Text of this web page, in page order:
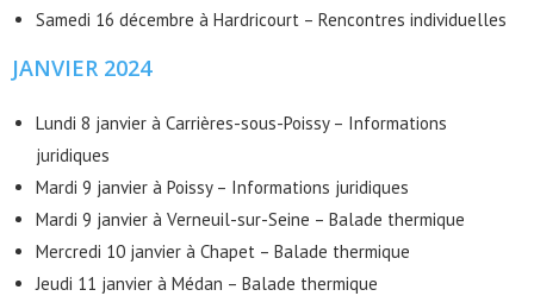
Samedi 16 décembre à Hardricourt – Rencontres individuelles
JANVIER 2024
Lundi 8 janvier à Carrières-sous-Poissy – Informations
juridiques
Mardi 9 janvier à Poissy – Informations juridiques
Mardi 9 janvier à Verneuil-sur-Seine – Balade thermique
Mercredi 10 janvier à Chapet – Balade thermique
Jeudi 11 janvier à Médan – Balade thermique